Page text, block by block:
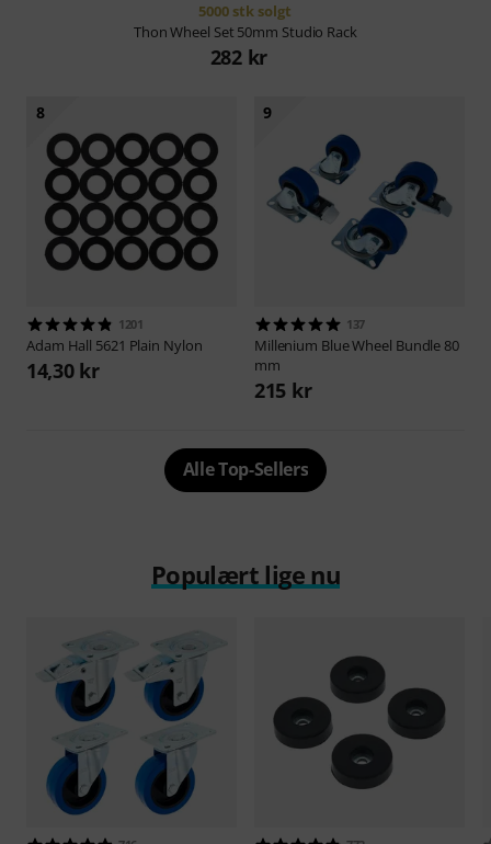
5000 stk solgt
ThonWheel Set 50mm Studio Rack
282 kr
8
1201
Adam Hall 5621 Plain Nylon
14,30 kr
9
137
Millenium Blue Wheel Bundle 80
mm
215 kr
Alle Top-Sellers
Populært lige nu